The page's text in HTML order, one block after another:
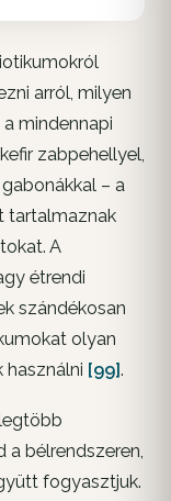
arról, milyen
mindennapi
zabpehellyel,
– a
tartalmaznak
A
étrendi
szándékosan
olyan
használni [99].
a bélrendszeren,
fogyasztjuk.